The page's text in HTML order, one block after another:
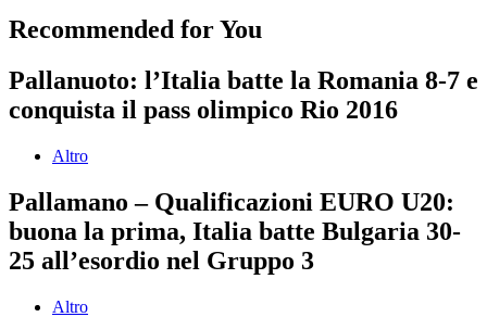
Recommended for You
Pallanuoto: l’Italia batte la Romania 8-7 e
conquista il pass olimpico Rio 2016
Altro
Pallamano – Qualificazioni EURO U20:
buona la prima, Italia batte Bulgaria 30-
25 all’esordio nel Gruppo 3
Altro